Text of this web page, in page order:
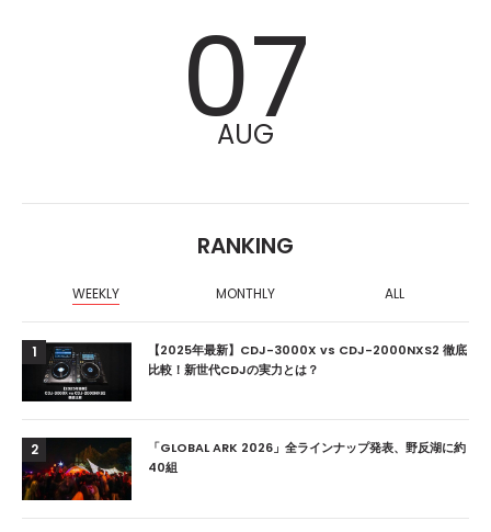
07
AUG
RANKING
WEEKLY MONTHLY ALL
1
【2025年最新】CDJ-3000X vs CDJ-2000NXS2 徹底
比較！新世代CDJの実力とは？
2
「GLOBAL ARK 2026」全ラインナップ発表、野反湖に約
40組